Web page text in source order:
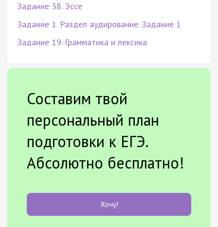
Задание 38. Эссе
Задание 1. Раздел аудирование. Задание 1
Задание 19. Грамматика и лексика
Составим твой
персональный план
подготовки к ЕГЭ.
Абсолютно бесплатно!
Хочу!